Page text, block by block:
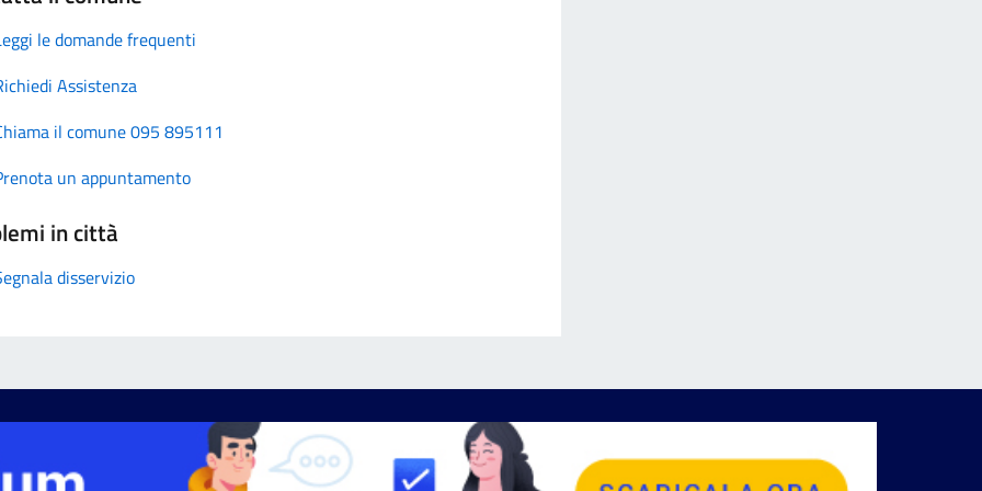
le domande frequenti
Assistenza
il comune 095 895111
un appuntamento
in città
disservizio